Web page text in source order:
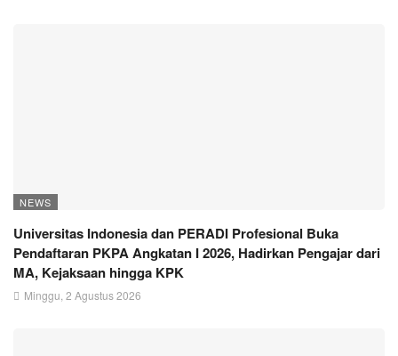
NEWS
Universitas Indonesia dan PERADI Profesional Buka
Pendaftaran PKPA Angkatan I 2026, Hadirkan Pengajar dari
MA, Kejaksaan hingga KPK
Minggu, 2 Agustus 2026